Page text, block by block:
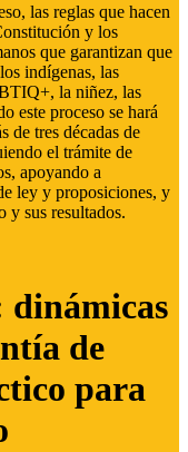
las reglas que hacen
y los
que garantizan que
indígenas, las
la niñez, las
este proceso se hará
de tres décadas de
el trámite de
apoyando a
ley y proposiciones, y
y sus resultados.
dinámicas
de
para